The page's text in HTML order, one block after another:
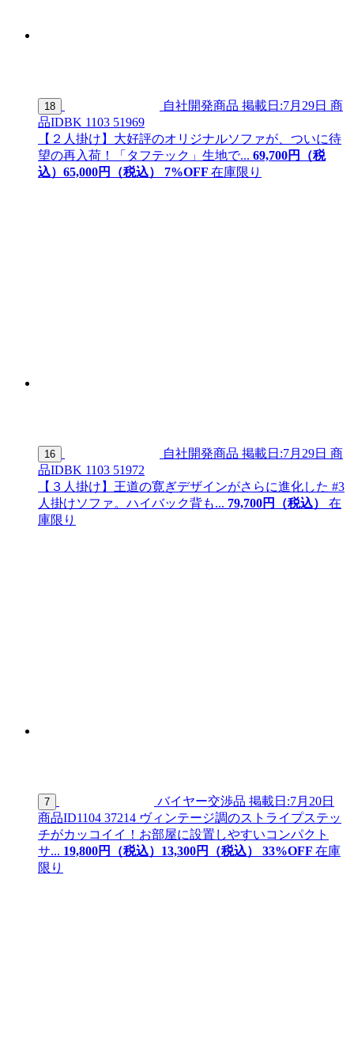
18 自社開発商品 掲載日:7月29日 商
品IDBK 1103 51969
【２人掛け】大好評のオリジナルソファが、ついに待
望の再入荷！「タフテック」生地で... 69,700円（税
込） 65,000円（税込） 7%OFF 在庫限り
16 自社開発商品 掲載日:7月29日 商
品IDBK 1103 51972
【３人掛け】王道の寛ぎデザインがさらに進化した #3
人掛けソファ。ハイバック背も... 79,700円（税込）
在
庫限り
7 バイヤー交渉品 掲載日:7月20日
商品ID1104 37214 ヴィンテージ調のストライプステッ
チがカッコイイ！お部屋に設置しやすいコンパクト
サ... 19,800円（税込） 13,300円（税込） 33%OFF 在庫
限り